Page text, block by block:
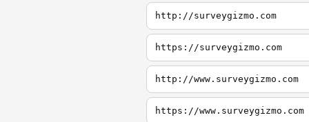
http://surveygizmo.com
https://surveygizmo.com
http://www.surveygizmo.com
https://www.surveygizmo.com